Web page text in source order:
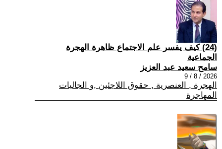
(24) كيف يفسر علم الاجتماع ظاهرة الهجرة
الجماعية
سامح سعيد عبد العزيز
2026 / 8 / 9
الهجرة , العنصرية , حقوق اللاجئين ,و الجاليات
المهاجرة